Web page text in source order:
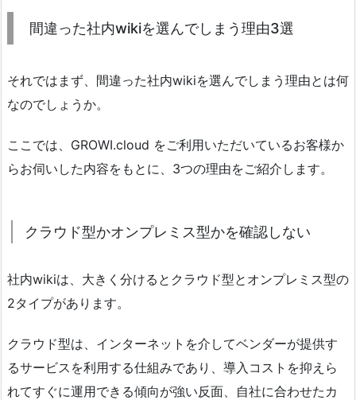
間違った社内wikiを選んでしまう理由3選
それではまず、間違った社内wikiを選んでしまう理由とは何
なのでしょうか。
ここでは、GROWI.cloud をご利用いただいているお客様か
らお伺いした内容をもとに、3つの理由をご紹介します。
クラウド型かオンプレミス型かを確認しない
社内wikiは、大きく分けるとクラウド型とオンプレミス型の
2タイプがあります。
クラウド型は、インターネットを介してベンダーが提供す
るサービスを利用する仕組みであり、導入コストを抑えら
れてすぐに運用できる傾向が強い反面、自社に合わせたカ